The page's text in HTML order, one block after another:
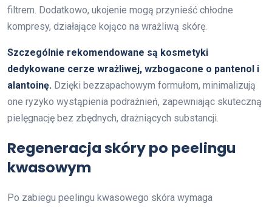
filtrem. Dodatkowo, ukojenie mogą przynieść chłodne
kompresy, działające kojąco na wrażliwą skórę.
Szczególnie rekomendowane są kosmetyki
dedykowane cerze wrażliwej, wzbogacone o pantenol i
alantoinę. Dzięki bezzapachowym formułom, minimalizują
one ryzyko wystąpienia podrażnień, zapewniając skuteczną
pielęgnację bez zbędnych, drażniących substancji.
Regeneracja skóry po peelingu
kwasowym
Po zabiegu peelingu kwasowego skóra wymaga